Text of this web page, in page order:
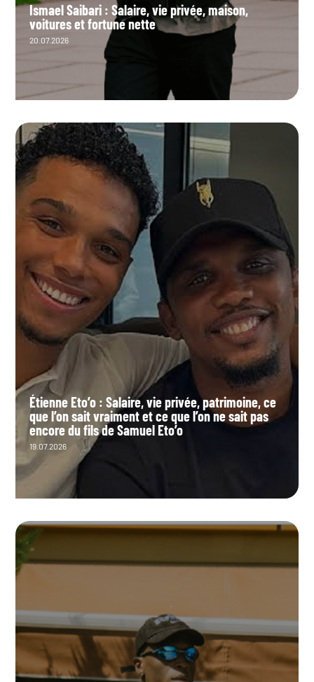
Ismael Saibari : Salaire, vie privée, maison,
voitures et fortune nette
20.07.2026
Étienne Eto’o : Salaire, vie privée, patrimoine, ce
que l’on sait vraiment et ce que l’on ne sait pas
encore du fils de Samuel Eto’o
19.07.2026